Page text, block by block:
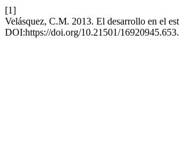
[1]
Velásquez, C.M. 2013. El desarrollo en el
DOI:https://doi.org/10.21501/16920945.653.